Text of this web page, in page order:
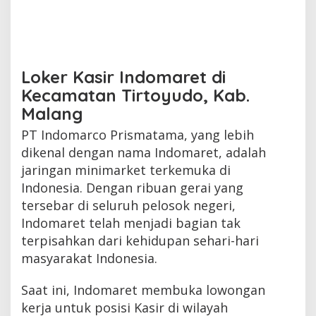
Loker Kasir Indomaret di
Kecamatan Tirtoyudo, Kab.
Malang
PT Indomarco Prismatama, yang lebih
dikenal dengan nama Indomaret, adalah
jaringan minimarket terkemuka di
Indonesia. Dengan ribuan gerai yang
tersebar di seluruh pelosok negeri,
Indomaret telah menjadi bagian tak
terpisahkan dari kehidupan sehari-hari
masyarakat Indonesia.
Saat ini, Indomaret membuka lowongan
kerja untuk posisi Kasir di wilayah